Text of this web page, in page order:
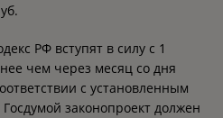
РФ вступят в силу с 1
чем через месяц со дня
с установленным
законопроект должен